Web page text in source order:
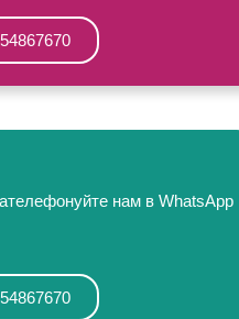
нам в WhatsApp